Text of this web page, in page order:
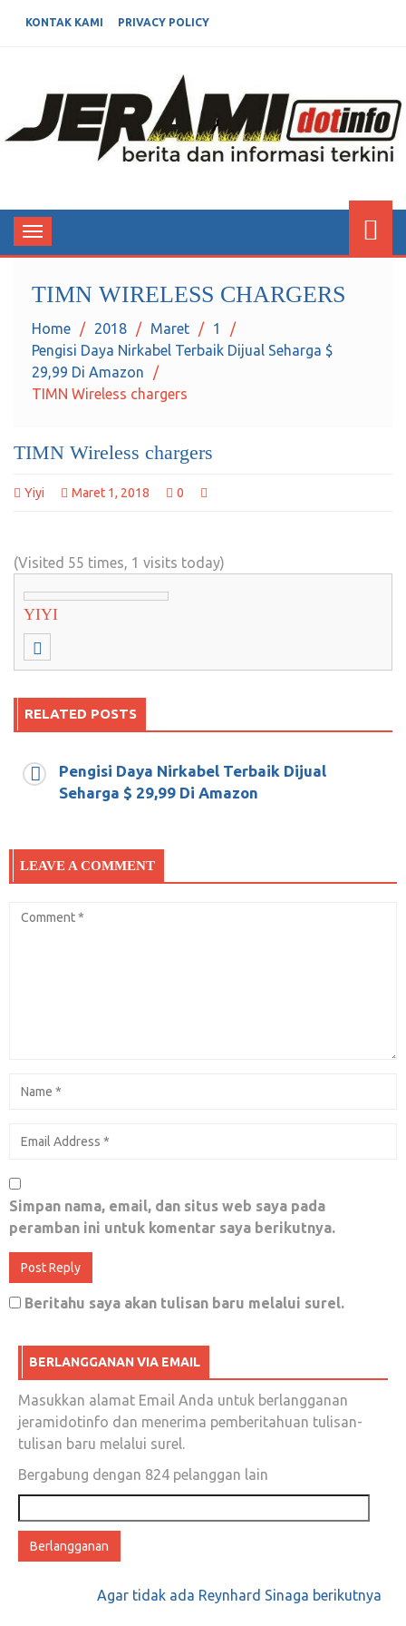
KONTAK KAMI PRIVACY POLICY
JERAMIDOTINFO
Toggle
navigation
TIMN WIRELESS CHARGERS
Home 2018 Maret
1
Pengisi Daya Nirkabel Terbaik Dijual Seharga $
29,99 Di Amazon
TIMN Wireless chargers
TIMN Wireless chargers
Yiyi Maret 1, 2018 0
(Visited 55 times, 1 visits today)
YIYI
RELATED POSTS
Propaganda Rusia, Maling Kok Teriak
Maling?
Ibu Sri Mulyani, berterusteranglah pada
pada keuangan negeri ini?!
Juli 11, 2019 0
Kesalahannya
Juli 26, 2019
Kerusakan Mental; Kesulitan Move On Dari
Kekalahan
Juni 15, 2018
Your turn, bro….
Pengisi Daya Nirkabel Terbaik Dijual
Seharga $ 29,99 Di Amazon
LEAVE A COMMENT
Simpan nama, email, dan situs web saya pada
peramban ini untuk komentar saya berikutnya.
Beritahu saya akan tulisan baru melalui surel.
BERLANGGANAN VIA EMAIL
Masukkan alamat Email Anda untuk berlangganan
jeramidotinfo dan menerima pemberitahuan tulisan-
tulisan baru melalui surel.
Bergabung dengan 824 pelanggan lain
email
Agar tidak ada Reynhard Sinaga berikutnya